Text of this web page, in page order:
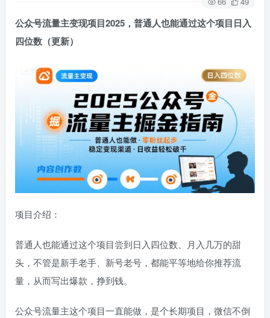
公众号流量主变现项目2025，普通人也能通过这个项目日入
四位数（更新）
项目介绍：
普通人也能通过这个项目尝到日入四位数、月入几万的甜
头，不管是新手老手、新号老号，都能平等地给你推荐流
量，从而写出爆款，挣到钱。
公众号流量主这个项目一直能做，是个长期项目，微信不倒